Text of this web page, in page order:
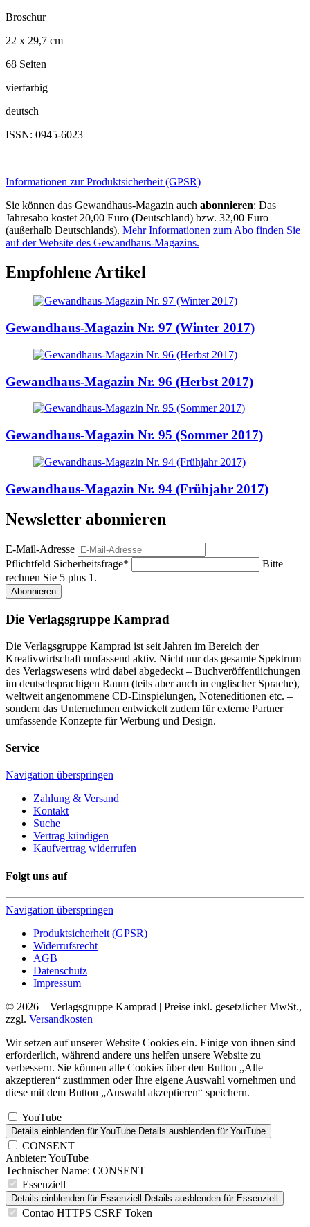
Broschur
22 x 29,7 cm
68 Seiten
vierfarbig
deutsch
ISSN: 0945-6023
Informationen zur Produktsicherheit (GPSR)
Sie können das Gewandhaus-Magazin auch abonnieren: Das
Jahresabo kostet 20,00 Euro (Deutschland) bzw. 32,00 Euro
(außerhalb Deutschlands). Mehr Informationen zum Abo finden Sie
auf der Website des Gewandhaus-Magazins.
Empfohlene Artikel
Gewandhaus-Magazin Nr. 97 (Winter 2017)
Gewandhaus-Magazin Nr. 96 (Herbst 2017)
Gewandhaus-Magazin Nr. 95 (Sommer 2017)
Gewandhaus-Magazin Nr. 94 (Frühjahr 2017)
Newsletter abonnieren
E-Mail-Adresse
Pflichtfeld Sicherheitsfrage*
Bitte
rechnen Sie 5 plus 1.
Abonnieren
Die Verlagsgruppe Kamprad
Die Verlagsgruppe Kamprad ist seit Jahren im Bereich der
Kreativwirtschaft umfassend aktiv. Nicht nur das gesamte Spektrum
des Verlagswesens wird dabei abgedeckt – Buchveröffentlichungen
im deutschsprachigen Raum (teils aber auch in englischer Sprache),
weltweit angenommene CD-Einspielungen, Noteneditionen etc. –
sondern das Unternehmen entwickelt zudem für externe Partner
umfassende Konzepte für Werbung und Design.
Service
Navigation überspringen
Zahlung & Versand
Kontakt
Suche
Vertrag kündigen
Kaufvertrag widerrufen
Folgt uns auf
Navigation überspringen
Produktsicherheit (GPSR)
Widerrufsrecht
AGB
Datenschutz
Impressum
© 2026 – Verlagsgruppe Kamprad | Preise inkl. gesetzlicher MwSt.,
zzgl. Versandkosten
Wir setzen auf unserer Website Cookies ein. Einige von ihnen sind
erforderlich, während andere uns helfen unsere Website zu
verbessern. Sie können alle Cookies über den Button „Alle
akzeptieren“ zustimmen oder Ihre eigene Auswahl vornehmen und
diese mit dem Button „Auswahl akzeptieren“ speichern.
YouTube
Details einblenden für YouTube Details ausblenden für YouTube
CONSENT
Anbieter: YouTube
Technischer Name: CONSENT
Essenziell
Details einblenden für Essenziell Details ausblenden für Essenziell
Contao HTTPS CSRF Token